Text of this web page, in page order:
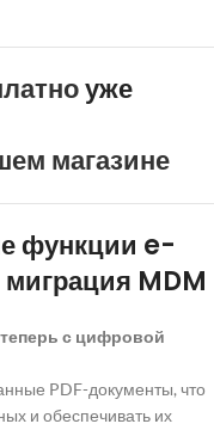
уже
магазине
функции e-
MDM
с цифровой
PDF-документы, что
и обеспечивать их